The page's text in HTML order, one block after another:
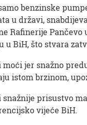
benzinske
u državi,
Rafinerije
u BiH, što stvara
moći jer snažno
istom brzinom,
prisustvo
vijeće BiH.